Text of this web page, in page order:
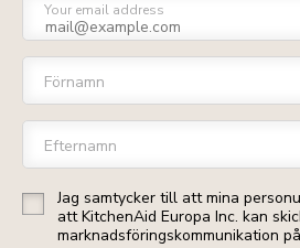
Your email address
Förnamn
Efternamn
Jag samtycker till att mina
att KitchenAid Europa Inc. kan
marknadsföringskommunikation